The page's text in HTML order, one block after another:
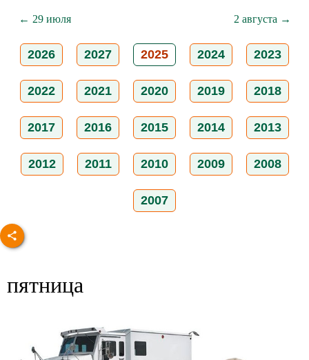
← 29 июля 2 августа →
2026 2027 2025 2024 2023
2022 2021 2020 2019 2018
2017 2016 2015 2014 2013
2012 2011 2010 2009 2008
2007
пятница